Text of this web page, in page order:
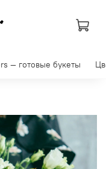
— готовые букеты